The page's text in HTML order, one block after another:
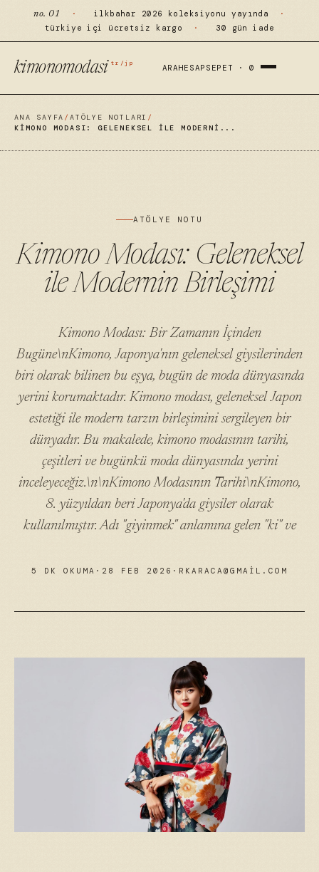
no. 01 · ilkbahar 2026 koleksiyonu yayında
·
türkiye içi ücretsiz kargo
· 30 gün iade
kimonomodasi tr/jp
ARAHESAP SEPET ·0
ANA SAYFA /ATÖLYE NOTLARI /
KIMONO MODASI: GELENEKSEL ILE MODERNI...
ATÖLYE NOTU
Kimono Modası: Geleneksel
ile Modernin Birleşimi
Kimono Modası: Bir Zamanın İçinden
Bugüne\nKimono, Japonya'nın geleneksel giysilerinden
biri olarak bilinen bu eşya, bugün de moda dünyasında
yerini korumaktadır. Kimono modası, geleneksel Japon
estetiği ile modern tarzın birleşimini sergileyen bir
dünyadır. Bu makalede, kimono modasının tarihi,
çeşitleri ve bugünkü moda dünyasında yerini
inceleyeceğiz.\n\nKimono Modasının Tarihi\nKimono,
8. yüzyıldan beri Japonya'da giysiler olarak
kullanılmıştır. Adı "giyinmek" anlamına gelen "ki" ve
5 DK OKUMA · 28 FEB 2026 · RKARACA@GMAIL.COM